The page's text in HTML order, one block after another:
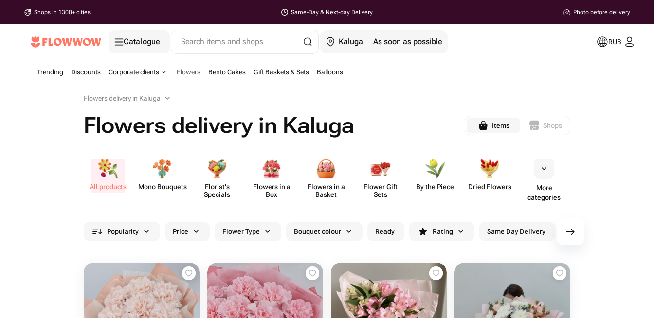
Shops in 1300+ cities Same-Day & Next-day Delivery Photo before delivery
Catalogue Search items and shops Kaluga As soon as possible RUB
Trending Discounts Corporate clients Flowers Bento Cakes Gift Baskets & Sets Balloons
Flowers delivery in Kaluga
Flowers delivery in Kaluga Items Shops
All products Mono Bouquets
Florist's
Specials
Flowers in a
Box
Flowers in a
Basket
Flower Gift
Sets
By the Piece Dried Flowers
More
categories
Popularity Price Flower Type Bouquet colour Ready Rating Same Day Delivery Discounts